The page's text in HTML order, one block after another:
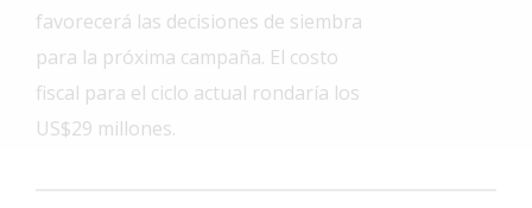
Fotos
Familia
favorecerá las decisiones de siembra
para la próxima campaña. El costo
fiscal para el ciclo actual rondaría los
US$29 millones.